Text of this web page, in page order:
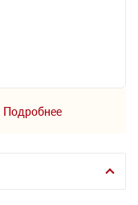
Подробнее